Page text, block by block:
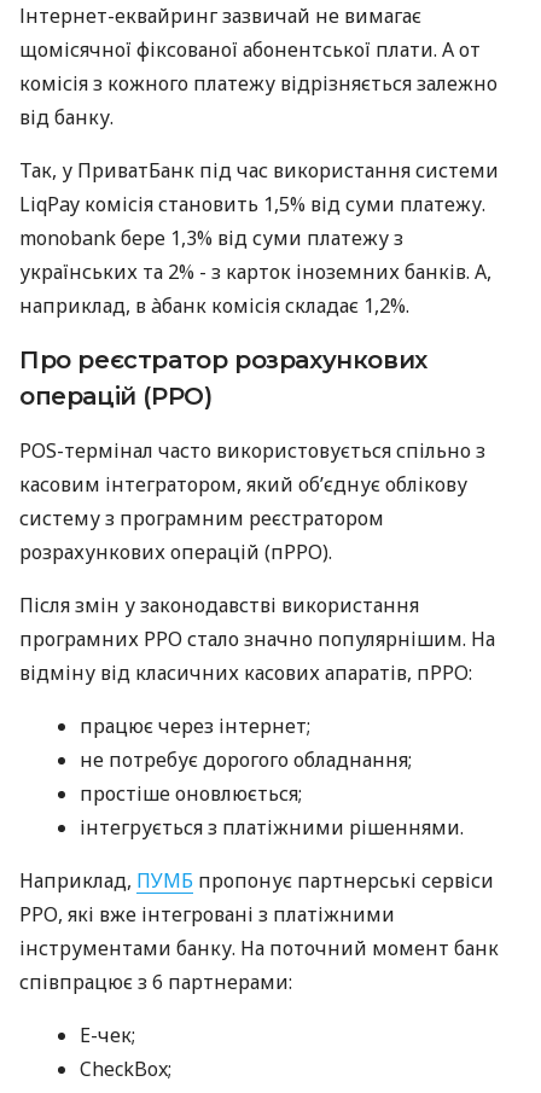
Інтернет-еквайринг зазвичай не вимагає
щомісячної фіксованої абонентської плати. А от
комісія з кожного платежу відрізняється залежно
від банку.
Так, у ПриватБанк під час використання системи
LiqPay комісія становить 1,5% від суми платежу.
monobank бере 1,3% від суми платежу з
українських та 2% - з карток іноземних банків. А,
наприклад, в àбанк комісія складає 1,2%.
Про реєстратор розрахункових
операцій (РРО)
POS-термінал часто використовується спільно з
касовим інтегратором, який об’єднує облікову
систему з програмним реєстратором
розрахункових операцій (пРРО).
Після змін у законодавстві використання
програмних РРО стало значно популярнішим. На
відміну від класичних касових апаратів, пРРО:
працює через інтернет;
не потребує дорогого обладнання;
простіше оновлюється;
інтегрується з платіжними рішеннями.
Наприклад, ПУМБ пропонує партнерські сервіси
РРО, які вже інтегровані з платіжними
інструментами банку. На поточний момент банк
співпрацює з 6 партнерами:
E-чек;
CheckBox;